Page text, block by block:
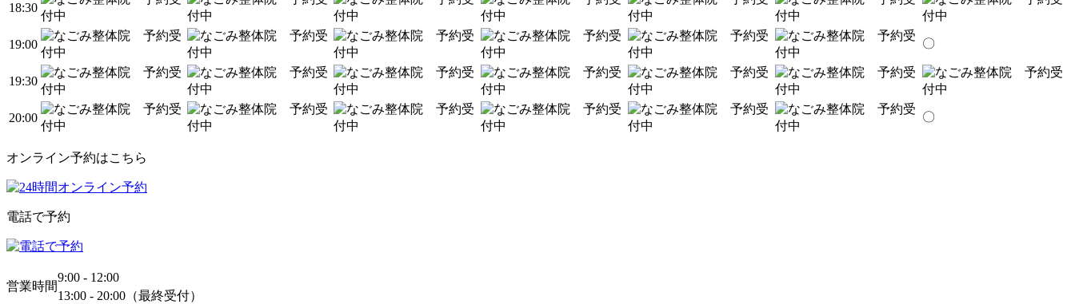
18:30
19:00 〇
19:30
20:00 〇
オンライン予約はこちら
電話で予約
営業時間
9:00 - 12:00
13:00 - 20:00（最終受付）